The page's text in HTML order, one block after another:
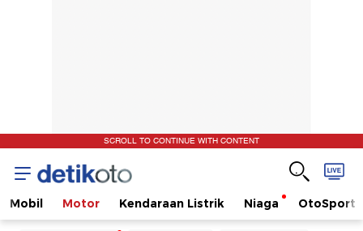
SCROLL TO CONTINUE WITH CONTENT
Mobil Motor Kendaraan Listrik Niaga OtoSport